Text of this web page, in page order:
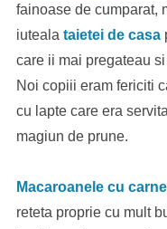
fainoase de cumparat,
iuteala taietei de casa
care ii mai pregateau
Noi copiii eram fericiti
cu lapte care era
magiun de prune.
Macaroanele cu carne
reteta proprie cu mult